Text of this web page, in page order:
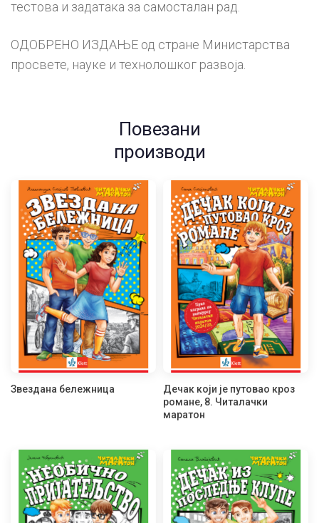
тестова и задатака за самосталан рад.
ОДОБРЕНО ИЗДАЊЕ од стране Министарства
просвете, науке и технолошког развоја.
Повезани
производи
Звездана бележница
Дечак који је путовао кроз
романе, 8. Читалачки
маратон